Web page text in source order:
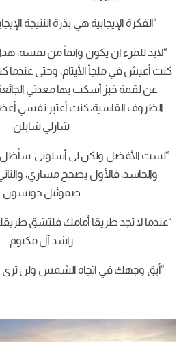
“الفكرة الإيجابية هي بذرة النتيجة
“لابد للمرء ان يكون واثقاً من نفسه،
كنت أعيش في ملجأ الأيتام، وحتى عندما
عن لقمة خبز أسكت بها معدتي
الظروف القاسية، كنت أعتبر نفسي
شارلي شابلن
“لست الأفضل ولكن لي أسلوبي. سأظل
والحاسد، فالأول يصحح مساري،
صموئيل جونسون
“عندما لا تجد طريقا أمامك فلتشق
راشد آل مكتوم
“أبقِ وجهك في اتجاه الشمس ولن ترى